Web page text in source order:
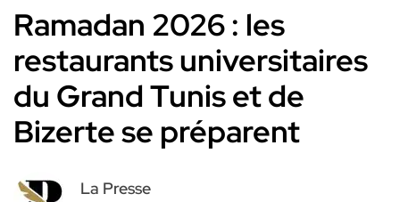
Ramadan 2026 : les
restaurants universitaires
du Grand Tunis et de
Bizerte se préparent
La Presse